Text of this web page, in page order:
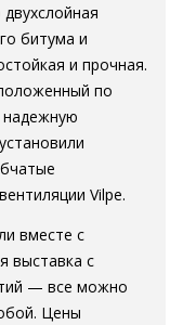
битума и
и прочная.
по
надежную
Vilpe.
вместе с
выставка с
— все можно
Цены